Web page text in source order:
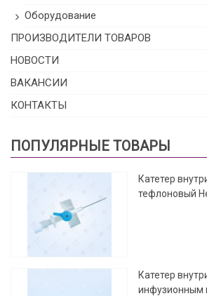
Оборудование
ПРОИЗВОДИТЕЛИ ТОВАРОВ
НОВОСТИ
ВАКАНСИИ
КОНТАКТЫ
ПОПУЛЯРНЫЕ ТОВАРЫ
Катетер
тефлоновый
Катетер
инфузионным